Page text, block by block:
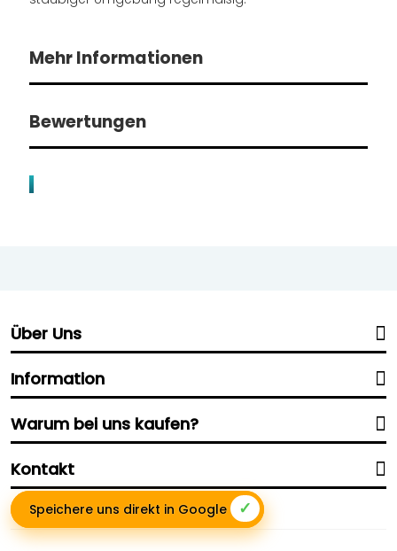
Mehr Informationen
Bewertungen
Über Uns
Information
Warum bei uns kaufen?
Kontakt
Speichere uns direkt in Google ✓